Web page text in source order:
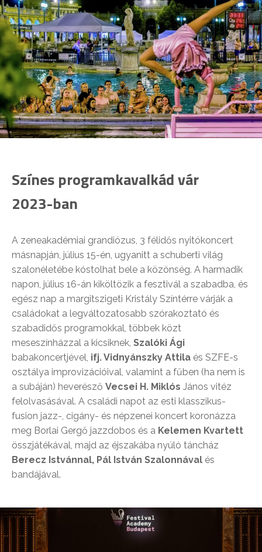
Színes programkavalkád vár
2023-ban
A zeneakadémiai grandiózus, 3 félidős nyitókoncert
másnapján, július 15-én, ugyanitt a schuberti világ
szalonéletébe kóstolhat bele a közönség. A harmadik
napon, július 16-án kiköltözik a fesztivál a szabadba, és
egész nap a margitszigeti Kristály Színtérre várják a
családokat a legváltozatosabb szórakoztató és
szabadidős programokkal, többek közt
meseszínházzal a kicsiknek, Szalóki Ági
babakoncertjével, ifj. Vidnyánszky Attila és SZFE-s
osztálya improvizációival, valamint a fűben (ha nem is
a subáján) heverésző Vecsei H. Miklós János vitéz
felolvasásával. A családi napot az esti klasszikus-
fusion jazz-, cigány- és népzenei koncert koronázza
meg Borlai Gergő jazzdobos és a Kelemen Kvartett
összjátékával, majd az éjszakába nyúló táncház
Berecz Istvánnal, Pál István Szalonnával és
bandájával.